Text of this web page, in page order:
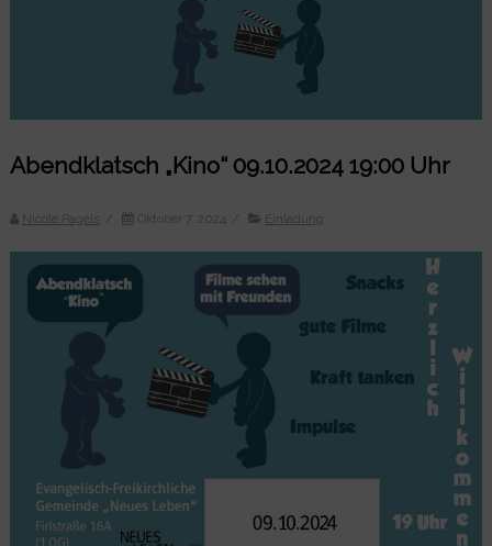
Abendklatsch „Kino“ 09.10.2024 19:00 Uhr
Nicole Pagels Oktober 7, 2024 Einladung